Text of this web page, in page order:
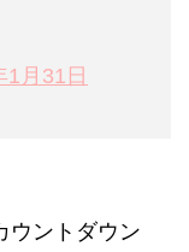
1月31日
ウントダウン